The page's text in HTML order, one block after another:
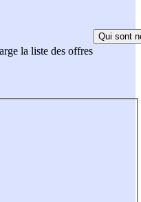
la liste des offres
Qui sont